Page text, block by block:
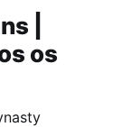
|
os